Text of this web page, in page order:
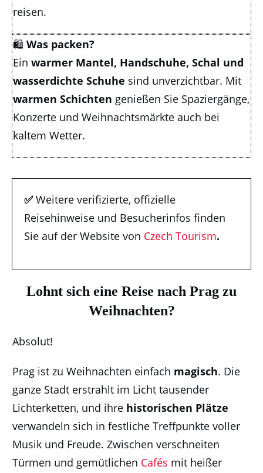
reisen.
🛍️ Was packen?
Ein warmer Mantel, Handschuhe, Schal und
wasserdichte Schuhe sind unverzichtbar. Mit
warmen Schichten genießen Sie Spaziergänge,
Konzerte und Weihnachtsmärkte auch bei
kaltem Wetter.
✅Weitere verifizierte, offizielle
Reisehinweise und Besucherinfos finden
Sie auf der Website von Czech Tourism.
Lohnt sich eine Reise nach Prag zu
Weihnachten?
Absolut!
Prag ist zu Weihnachten einfach magisch. Die
ganze Stadt erstrahlt im Licht tausender
Lichterketten, und ihre historischen Plätze
verwandeln sich in festliche Treffpunkte voller
Musik und Freude. Zwischen verschneiten
Türmen und gemütlichen Cafés mit heißer